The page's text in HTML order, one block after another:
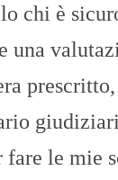
chi è
una
le mie